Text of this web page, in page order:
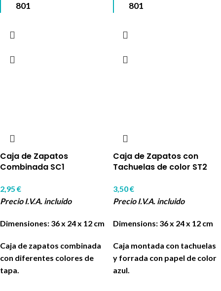
801
801
Caja de Zapatos
Combinada SC1
2,95 €
Precio I.V.A. incluido
Dimensiones: 36 x 24 x 12 cm
Caja de zapatos combinada
con diferentes colores de
tapa.
Caja de Zapatos con
Tachuelas de color ST2
3,50€
Precio I.V.A. incluido
Dimensions: 36 x 24 x 12 cm
Caja montada con tachuelas
y forrada con papel de color
azul.